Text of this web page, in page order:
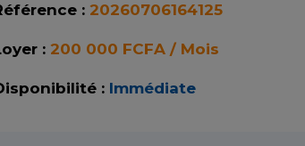
: 20260706164125
: 200 000 FCFA / Mois
: Immédiate